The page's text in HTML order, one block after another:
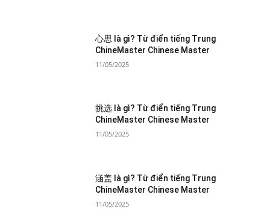
心思 là gì? Từ điển tiếng Trung
ChineMaster Chinese Master
11/05/2025
挑选 là gì? Từ điển tiếng Trung
ChineMaster Chinese Master
11/05/2025
涵盖 là gì? Từ điển tiếng Trung
ChineMaster Chinese Master
11/05/2025